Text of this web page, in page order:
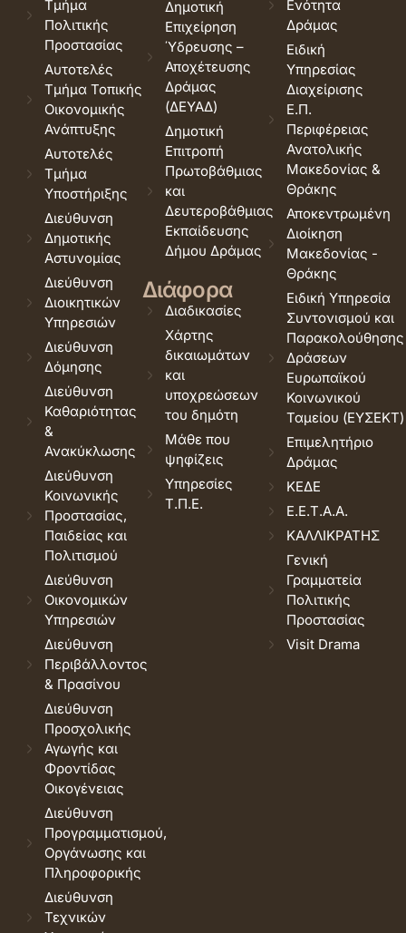
Τμήμα
Πολιτικής
Προστασίας
Αυτοτελές
Τμήμα Τοπικής
Οικονομικής
Ανάπτυξης
Αυτοτελές
Τμήμα
Υποστήριξης
Διεύθυνση
Δημοτικής
Αστυνομίας
Διεύθυνση
Διοικητικών
Υπηρεσιών
Διεύθυνση
Δόμησης
Διεύθυνση
Καθαριότητας
&
Ανακύκλωσης
Διεύθυνση
Κοινωνικής
Προστασίας,
Παιδείας και
Πολιτισμού
Διεύθυνση
Οικονομικών
Υπηρεσιών
Διεύθυνση
Περιβάλλοντος
& Πρασίνου
Διεύθυνση
Προσχολικής
Αγωγής και
Φροντίδας
Οικογένειας
Διεύθυνση
Προγραμματισμού,
Οργάνωσης και
Πληροφορικής
Διεύθυνση
Τεχνικών
Δημοτική
Επιχείρηση
Ύδρευσης –
Αποχέτευσης
Δράμας
(ΔΕΥΑΔ)
Δημοτική
Επιτροπή
Πρωτοβάθμιας
και
Δευτεροβάθμιας
Εκπαίδευσης
Δήμου Δράμας
Διάφορα
Διαδικασίες
Χάρτης
δικαιωμάτων
και
υποχρεώσεων
του δημότη
Μάθε που
ψηφίζεις
Υπηρεσίες
Τ.Π.Ε.
Ενότητα
Δράμας
Ειδική
Υπηρεσίας
Διαχείρισης
Ε.Π.
Περιφέρειας
Ανατολικής
Μακεδονίας &
Θράκης
Αποκεντρωμένη
Διοίκηση
Μακεδονίας -
Θράκης
Ειδική Υπηρεσία
Συντονισμού και
Παρακολούθησης
Δράσεων
Ευρωπαϊκού
Κοινωνικού
Ταμείου (ΕΥΣΕΚΤ)
Επιμελητήριο
Δράμας
ΚΕΔΕ
Ε.Ε.Τ.Α.Α.
ΚΑΛΛΙΚΡΑΤΗΣ
Γενική
Γραμματεία
Πολιτικής
Προστασίας
Visit Drama